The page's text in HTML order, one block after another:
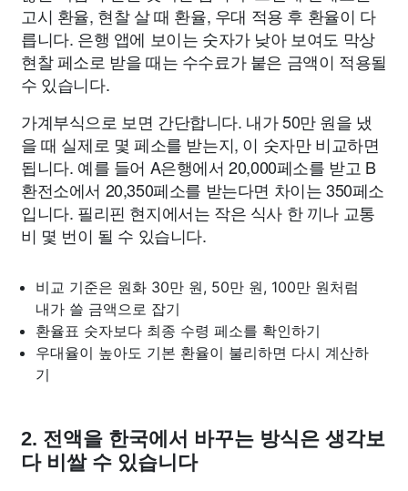
고시 환율, 현찰 살 때 환율, 우대 적용 후 환율이 다
릅니다. 은행 앱에 보이는 숫자가 낮아 보여도 막상
현찰 페소로 받을 때는 수수료가 붙은 금액이 적용될
수 있습니다.
가계부식으로 보면 간단합니다. 내가 50만 원을 냈
을 때 실제로 몇 페소를 받는지, 이 숫자만 비교하면
됩니다. 예를 들어 A은행에서 20,000페소를 받고 B
환전소에서 20,350페소를 받는다면 차이는 350페소
입니다. 필리핀 현지에서는 작은 식사 한 끼나 교통
비 몇 번이 될 수 있습니다.
비교 기준은 원화 30만 원, 50만 원, 100만 원처럼
내가 쓸 금액으로 잡기
환율표 숫자보다 최종 수령 페소를 확인하기
우대율이 높아도 기본 환율이 불리하면 다시 계산하
기
2. 전액을 한국에서 바꾸는 방식은 생각보
다 비쌀 수 있습니다